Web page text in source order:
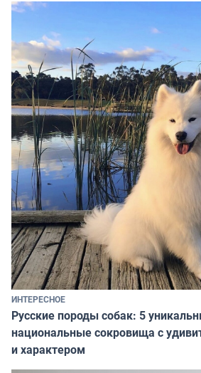
ИНТЕРЕСНОЕ
Русские породы собак: 5
национальные сокровища с
и характером